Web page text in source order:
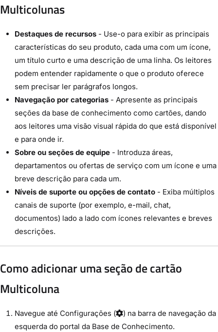
Multicolunas
Destaques de recursos - Use-o para exibir as principais
características do seu produto, cada uma com um ícone,
um título curto e uma descrição de uma linha. Os leitores
podem entender rapidamente o que o produto oferece
sem precisar ler parágrafos longos.
Navegação por categorias - Apresente as principais
seções da base de conhecimento como cartões, dando
aos leitores uma visão visual rápida do que está disponível
e para onde ir.
Sobre ou seções de equipe - Introduza áreas,
departamentos ou ofertas de serviço com um ícone e uma
breve descrição para cada um.
Níveis de suporte ou opções de contato - Exiba múltiplos
canais de suporte (por exemplo, e-mail, chat,
documentos) lado a lado com ícones relevantes e breves
descrições.
Como adicionar uma seção de cartão
Multicoluna
Navegue até Configurações (
) na barra de navegação da
esquerda do portal da Base de Conhecimento.